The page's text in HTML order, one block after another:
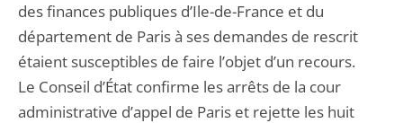
des finances publiques d’Ile-de-France et du
département de Paris à ses demandes de rescrit
étaient susceptibles de faire l’objet d’un recours.
Le Conseil d’État confirme les arrêts de la cour
administrative d’appel de Paris et rejette les huit